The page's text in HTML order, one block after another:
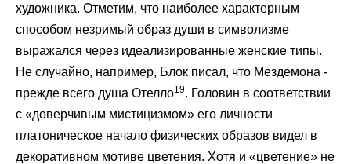
художника. Отметим, что наиболее характерным
способом незримый образ души в символизме
выражался через идеализированные женские типы.
Не случайно, например, Блок писал, что Мездемона -
прежде всего душа Отелло19. Головин в соответствии
с «доверчивым мистицизмом» его личности
платоническое начало физических образов видел в
декоративном мотиве цветения. Хотя и «цветение» не